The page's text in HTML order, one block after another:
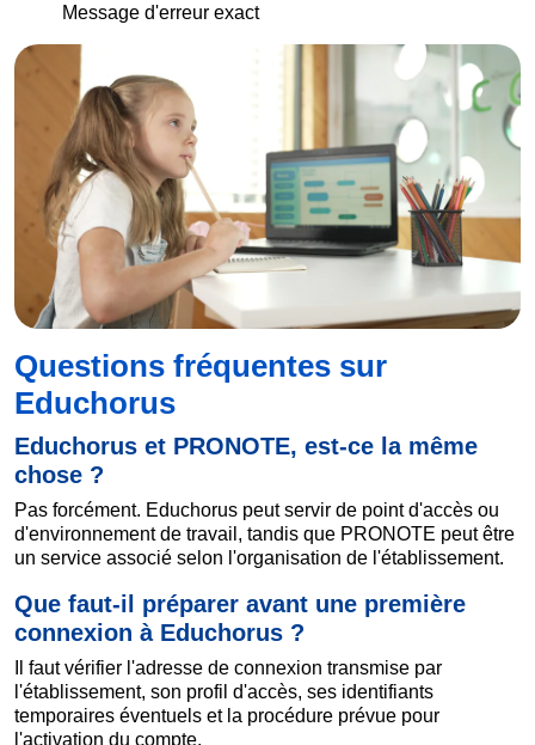
Message d'erreur exact
Questions fréquentes sur
Educhorus
Educhorus et PRONOTE, est-ce la même
chose ?
Pas forcément. Educhorus peut servir de point d'accès ou
d'environnement de travail, tandis que PRONOTE peut être
un service associé selon l'organisation de l'établissement.
Que faut-il préparer avant une première
connexion à Educhorus ?
Il faut vérifier l'adresse de connexion transmise par
l'établissement, son profil d'accès, ses identifiants
temporaires éventuels et la procédure prévue pour
l'activation du compte.